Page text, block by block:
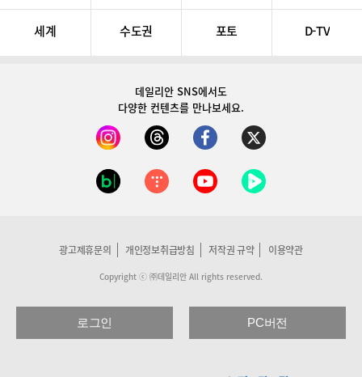
세계 수도권 포토 D-TV
데일리안 SNS에서도
다양한 컨텐츠를 만나보세요.
광고제휴문의 개인정보취급방침 저작권 규약 이용약관
Copyright ⓒ ㈜데일리안 All rights reserved.
로그인 PC버전